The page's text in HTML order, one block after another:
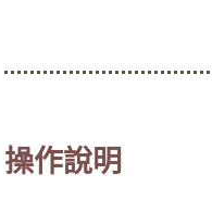
操作說明